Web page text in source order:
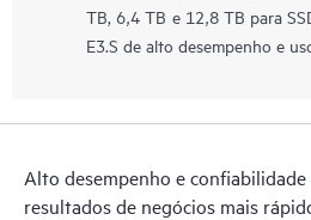
TB, 6,4 TB e 12,8 TB para
E3.S de alto desempenho e
Alto desempenho e confiabilidade
resultados de negócios mais